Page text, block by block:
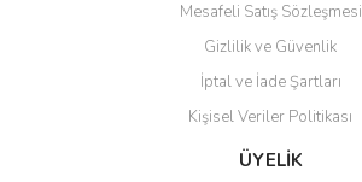
Mesafeli Satış Sözleşmesi
Gizlilik ve Güvenlik
İptal ve İade Şartları
Kişisel Veriler Politikası
ÜYELİK